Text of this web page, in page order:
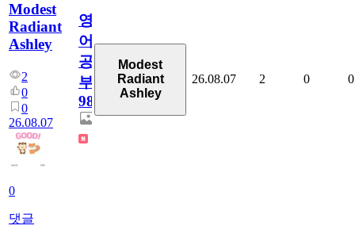
Modest
Radiant
Ashley
2
0
0
26.08.07
0
댓글
영
어
공
부
98
Modest
Radiant
Ashley
26.08.07 2 0 0